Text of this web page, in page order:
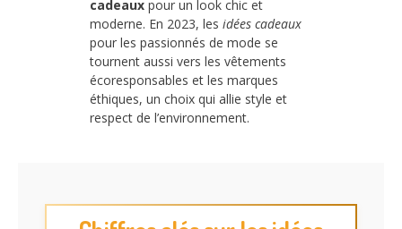
cadeaux pour un look chic et
moderne. En 2023, les idées cadeaux
pour les passionnés de mode se
tournent aussi vers les vêtements
écoresponsables et les marques
éthiques, un choix qui allie style et
respect de l’environnement.